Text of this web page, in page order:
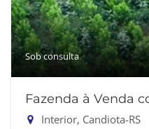
Sob consulta
Fazenda à Venda
Interior, Candiota-RS